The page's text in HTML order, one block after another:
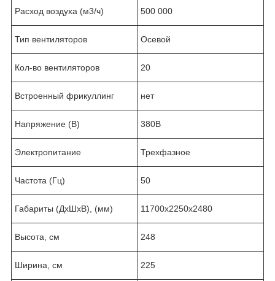
Расход воздуха (м3/ч) 500 000
Тип вентиляторов Осевой
Кол-во вентиляторов 20
Встроенный фрикуллинг нет
Напряжение (В) 380В
Электропитание Трехфазное
Частота (Гц) 50
Габариты (ДхШхВ), (мм) 11700х2250х2480
Высота, см 248
Ширина, см 225